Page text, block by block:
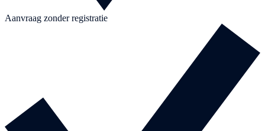
Aanvraag zonder registratie